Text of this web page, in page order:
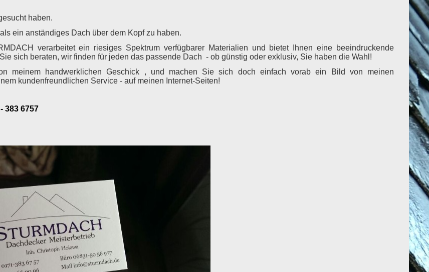
haben.
ein anständiges Dach über dem Kopf zu haben.
verarbeitet ein riesiges Spektrum verfügbarer Materialien und bietet Ihnen eine beeindruckende
sich beraten, wir finden für jeden das passende Dach - ob günstig oder exklusiv, Sie haben die Wahl!
meinem handwerklichen Geschick , und machen Sie sich doch einfach vorab ein Bild von meinen
kundenfreundlichen Service - auf meinen Internet-Seiten!
383 6757